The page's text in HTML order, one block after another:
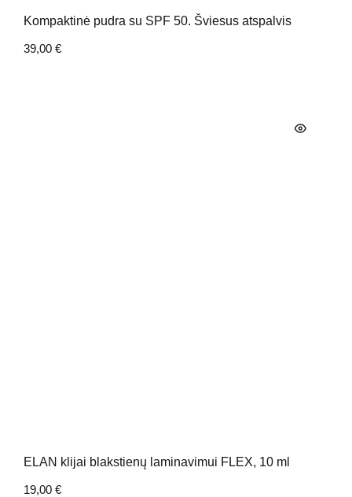
Kompaktinė pudra su SPF 50. Šviesus atspalvis
39,00 €
ELAN klijai blakstienų laminavimui FLEX, 10 ml
19,00 €